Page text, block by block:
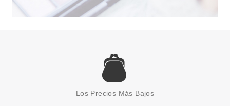
ESSENCE
ESSENCE POLVOS
COMPACTOS MATIFICANTES 04
PERFECT BEIGE 0.42oz/ 12g
Los Precios Más Bajos